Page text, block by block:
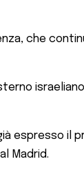
che
espresso il
Madrid.